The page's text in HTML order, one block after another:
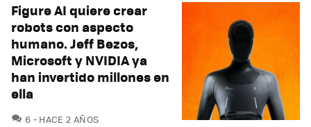
Figure AI quiere crear
robots con aspecto
humano. Jeff Bezos,
Microsoft y NVIDIA ya
han invertido millones en
ella
6 COMENTARIOS
HACE 2 AÑOS